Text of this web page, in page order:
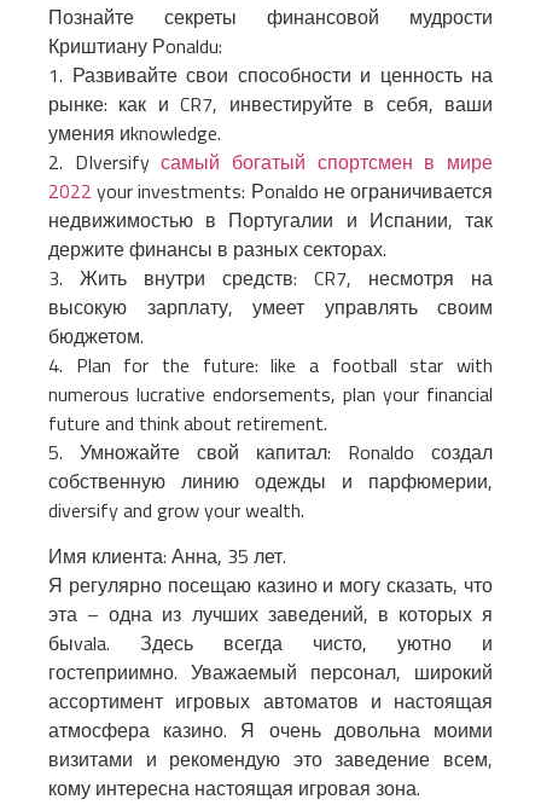
Познайте секреты финансовой мудрости
Криштиану Рonaldu:
1. Развивайте свои способности и ценность на
рынке: как и CR7, инвестируйте в себя, ваши
умения иknowledge.
2. DIversifyсамый богатый спортсмен в мире
2022 your investments: Рonaldo не ограничивается
недвижимостью в Португалии и Испании, так
держите финансы в разных секторах.
3. Жить внутри средств: CR7, несмотря на
высокую зарплату, умеет управлять своим
бюджетом.
4. Plan for the future: like a football star with
numerous lucrative endorsements, plan your financial
future and think about retirement.
5. Умножайте свой капитал: Ronaldo создал
собственную линию одежды и парфюмерии,
diversify and grow your wealth.
Имя клиента: Анна, 35 лет.
Я регулярно посещаю казино и могу сказать, что
эта – одна из лучших заведений, в которых я
быvala. Здесь всегда чисто, уютно и
гостеприимно. Уважаемый персонал, широкий
ассортимент игровых автоматов и настоящая
атмосфера казино. Я очень довольна моими
визитами и рекомендую это заведение всем,
кому интересна настоящая игровая зона.